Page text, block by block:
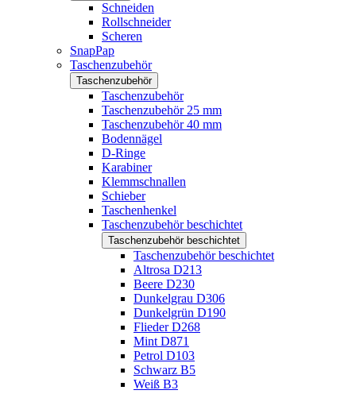
Schneiden
Rollschneider
Scheren
SnapPap
Taschenzubehör
Taschenzubehör
Taschenzubehör
Taschenzubehör 25 mm
Taschenzubehör 40 mm
Bodennägel
D-Ringe
Karabiner
Klemmschnallen
Schieber
Taschenhenkel
Taschenzubehör beschichtet
Taschenzubehör beschichtet
Taschenzubehör beschichtet
Altrosa D213
Beere D230
Dunkelgrau D306
Dunkelgrün D190
Flieder D268
Mint D871
Petrol D103
Schwarz B5
Weiß B3